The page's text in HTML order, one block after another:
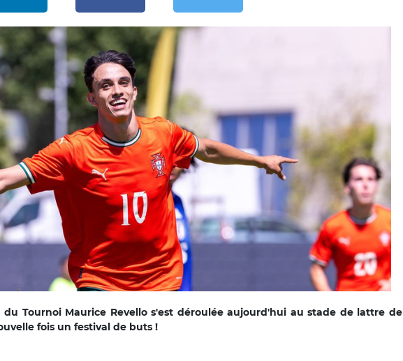
Tournoi Maurice Revello s'est déroulée aujourd'hui au stade de lattre de
fois un festival de buts !